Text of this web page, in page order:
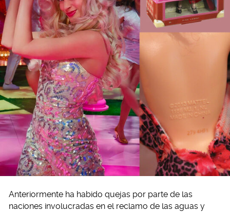
Anteriormente ha habido quejas por parte de las
naciones involucradas en el reclamo de las aguas y